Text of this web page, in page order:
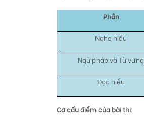
Phần
Nghe hiểu
Ngữ pháp và Từ vựng
Đọc hiểu
Cơ cấu điểm của bài thi: